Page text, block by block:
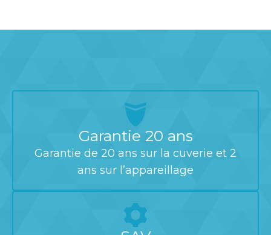
Garantie 20 ans
Garantie de 20 ans sur la cuverie et 2
ans sur l’appareillage